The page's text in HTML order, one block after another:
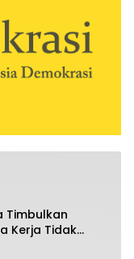
Timbulkan
Kerja Tidak